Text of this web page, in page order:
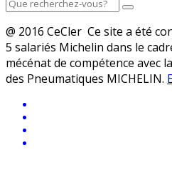
@ 2016 CeCler Ce site a été
5 salariés Michelin dans le
mécénat de compétence avec
des Pneumatiques MICHELIN.